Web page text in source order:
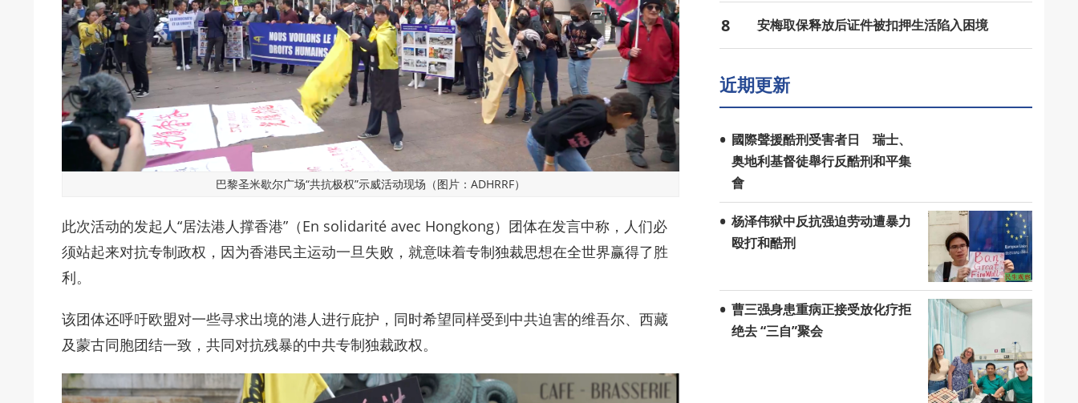
巴黎圣米歇尔广场“共抗极权”示威活动现场（图片：ADHRRF）
此次活动的发起人“居法港人撑香港”（En solidarité avec Hongkong）团体在发言中称，人们必
须站起来对抗专制政权，因为香港民主运动一旦失败，就意味着专制独裁思想在全世界赢得了胜
利。
该团体还呼吁欧盟对一些寻求出境的港人进行庇护，同时希望同样受到中共迫害的维吾尔、西藏
及蒙古同胞团结一致，共同对抗残暴的中共专制独裁政权。
8 安梅取保释放后证件被扣押生活陷入困境
近期更新
國際聲援酷刑受害者日 瑞士、
奥地利基督徒舉行反酷刑和平集
會
杨泽伟狱中反抗强迫劳动遭暴力
殴打和酷刑
曹三强身患重病正接受放化疗拒
绝去 “三自”聚会